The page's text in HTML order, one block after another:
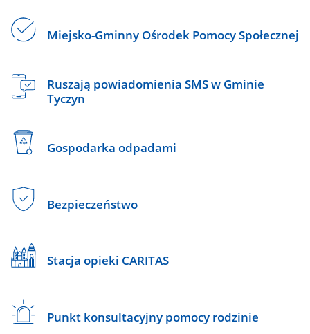
Miejsko-Gminny Ośrodek Pomocy Społecznej
Ruszają powiadomienia SMS w Gminie
Tyczyn
Gospodarka odpadami
Bezpieczeństwo
Stacja opieki CARITAS
Punkt konsultacyjny pomocy rodzinie